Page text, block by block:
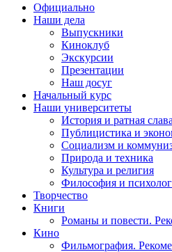
Официально
Наши дела
Выпускники
Киноклуб
Экскурсии
Презентации
Наш досуг
Начальный курс
Наши университеты
История и ратная слава
Публицистика и
Социализм и
Природа и техника
Культура и религия
Философия и
Творчество
Книги
Романы и повести.
Кино
Фильмография.